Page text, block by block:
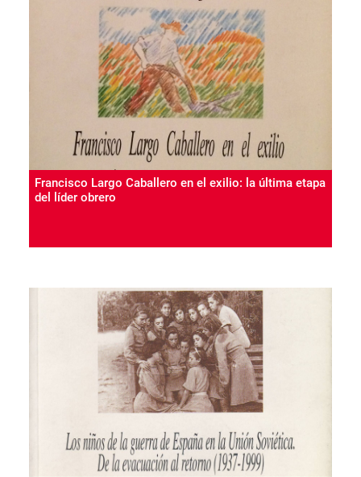
Francisco Largo Caballero en el exilio: la última etapa
del líder obrero